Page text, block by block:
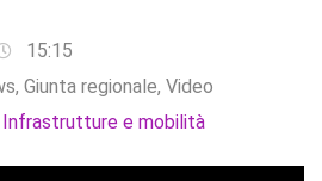
15:15
, Giunta regionale, Video
Infrastrutture e mobilità